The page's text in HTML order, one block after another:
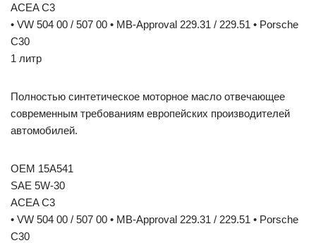
ACEA C3
• VW 504 00 / 507 00 • MB-Approval 229.31 / 229.51 • Porsche
C30
1 литр
Полностью синтетическое моторное масло отвечающее
современным требованиям европейских производителей
автомобилей.
OEM 15A541
SAE 5W-30
ACEA C3
• VW 504 00 / 507 00 • MB-Approval 229.31 / 229.51 • Porsche
C30